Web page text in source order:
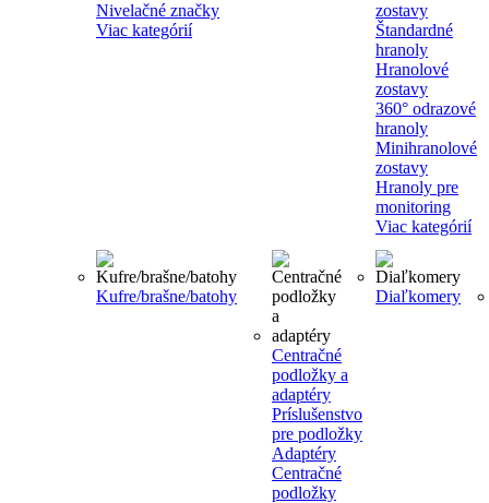
Nivelačné značky
Viac kategórií
zostavy
Štandardné
hranoly
Hranolové
zostavy
360° odrazové
hranoly
Minihranolové
zostavy
Hranoly pre
monitoring
Viac kategórií
Kufre/brašne/batohy
Centračné
podložky a
adaptéry
Príslušenstvo
pre podložky
Adaptéry
Centračné
podložky
Diaľkomery